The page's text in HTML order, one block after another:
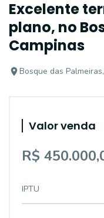
Excelente
plano, no
Campinas
Bosque das
Valor venda
R$
IPTU